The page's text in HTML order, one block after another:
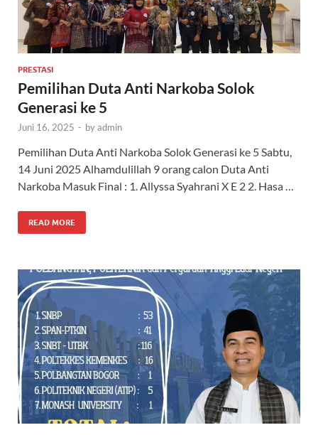
PRESTASI
Pemilihan Duta Anti Narkoba Solok
Generasi ke 5
Juni 16, 2025 - byadmin
Pemilihan Duta Anti Narkoba Solok Generasi ke 5 Sabtu,
14 Juni 2025 Alhamdulillah 9 orang calon Duta Anti
Narkoba Masuk Final : 1. Allyssa Syahrani X E 2 2. Hasa …
READ MORE